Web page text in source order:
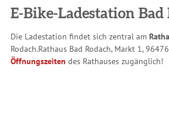
E-Bike-Ladestation Bad
Die Ladestation findet sich zentral am
Rodach.Rathaus Bad Rodach, Markt 1,
Öffnungszeiten des Rathauses zugänglich!